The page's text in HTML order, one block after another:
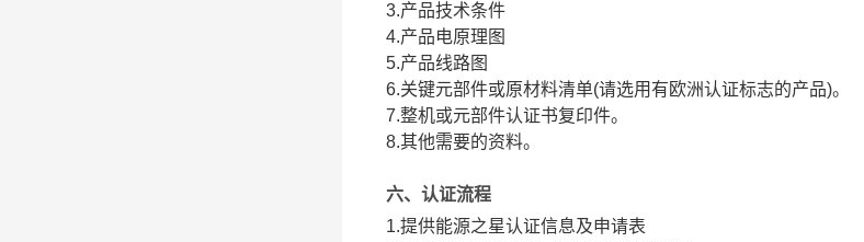
3.产品技术条件
4.产品电原理图
5.产品线路图
6.关键元部件或原材料清单(请选用有欧洲认证标志的产品)。
7.整机或元部件认证书复印件。
8.其他需要的资料。
六、认证流程
1.提供能源之星认证信息及申请表